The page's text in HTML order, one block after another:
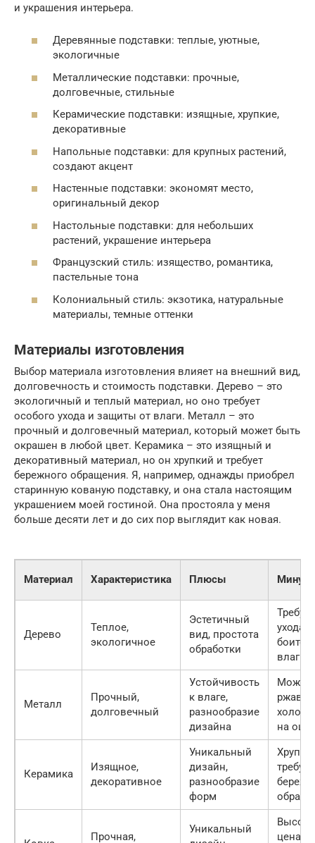
и украшения интерьера.
Деревянные подставки: теплые, уютные,
экологичные
Металлические подставки: прочные,
долговечные, стильные
Керамические подставки: изящные, хрупкие,
декоративные
Напольные подставки: для крупных растений,
создают акцент
Настенные подставки: экономят место,
оригинальный декор
Настольные подставки: для небольших
растений, украшение интерьера
Французский стиль: изящество, романтика,
пастельные тона
Колониальный стиль: экзотика, натуральные
материалы, темные оттенки
Материалы изготовления
Выбор материала изготовления влияет на внешний вид,
долговечность и стоимость подставки. Дерево – это
экологичный и теплый материал, но оно требует
особого ухода и защиты от влаги. Металл – это
прочный и долговечный материал, который может быть
окрашен в любой цвет. Керамика – это изящный и
декоративный материал, но он хрупкий и требует
бережного обращения. Я, например, однажды приобрел
старинную кованую подставку, и она стала настоящим
украшением моей гостиной. Она простояла у меня
больше десяти лет и до сих пор выглядит как новая.
Материал Характеристика Плюсы
Дерево
Теплое,
экологичное
Эстетичный
вид, простота
обработки
Требует
ухода,
боится
влаги
Металл
Прочный,
долговечный
Устойчивость
к влаге,
разнообразие
дизайна
Может
на
Керамика
Изящное,
декоративное
Уникальный
дизайн,
разнообразие
форм
требует
Прочная,
Уникальный
цена,